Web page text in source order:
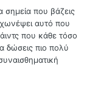
σημεία που βάζεις
αυτό που
που κάθε τόσο
δώσεις πιο πολύ